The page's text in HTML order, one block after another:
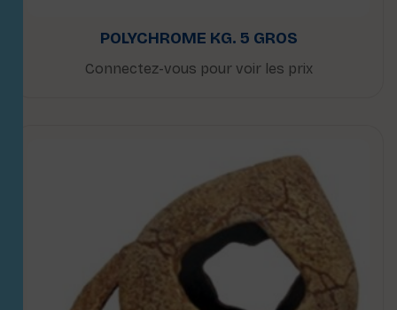
POLYCHROME KG. 5 GROS
Connectez-vous pour voir les prix